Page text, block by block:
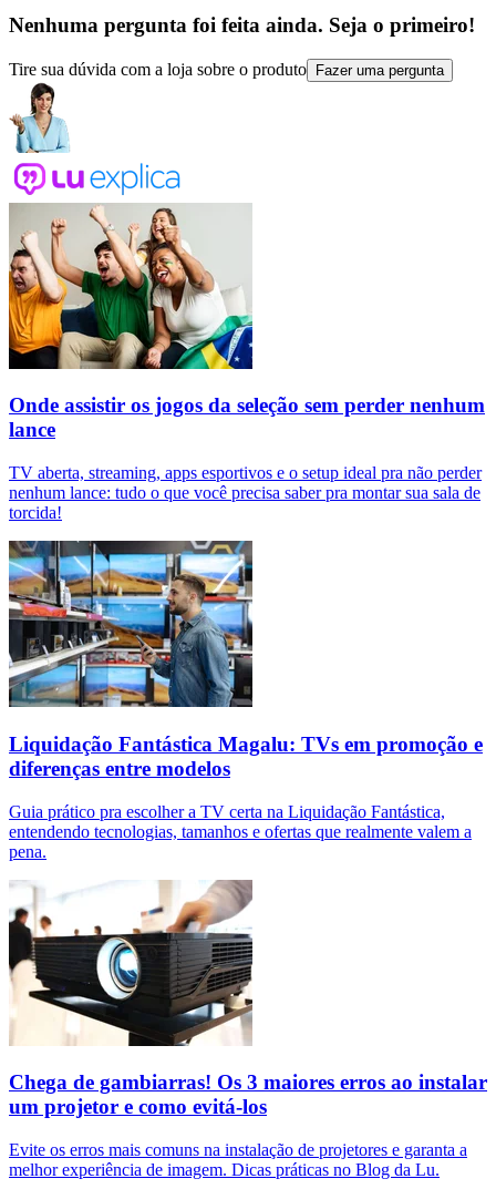
Nenhuma pergunta foi feita ainda. Seja o primeiro!
Tire sua dúvida com a loja sobre o produto Fazer uma pergunta
Onde assistir os jogos da seleção sem perder nenhum
lance
TV aberta, streaming, apps esportivos e o setup ideal pra não perder
nenhum lance: tudo o que você precisa saber pra montar sua sala de
torcida!
Liquidação Fantástica Magalu: TVs em promoção e
diferenças entre modelos
Guia prático pra escolher a TV certa na Liquidação Fantástica,
entendendo tecnologias, tamanhos e ofertas que realmente valem a
pena.
Chega de gambiarras! Os 3 maiores erros ao instalar
um projetor e como evitá-los
Evite os erros mais comuns na instalação de projetores e garanta a
melhor experiência de imagem. Dicas práticas no Blog da Lu.